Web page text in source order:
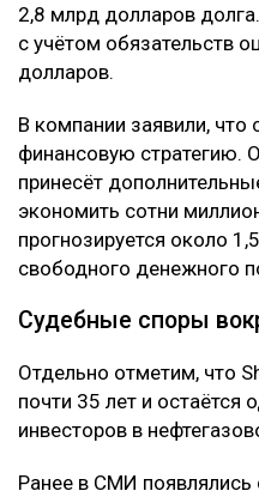
2,8 млрд долларов
с учётом обязательств
долларов.
В компании заявили, что
финансовую стратегию.
принесёт
экономить сотни
прогнозируется около
свободного денежного
Судебные споры
Отдельно отметим, что
почти 35 лет и остаётся
инвесторов в
Ранее в СМИ